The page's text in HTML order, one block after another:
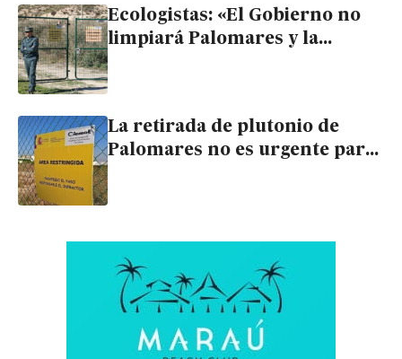
Ecologistas: «El Gobierno no
limpiará Palomares y la
La retirada de plutonio de
Palomares no es urgente para